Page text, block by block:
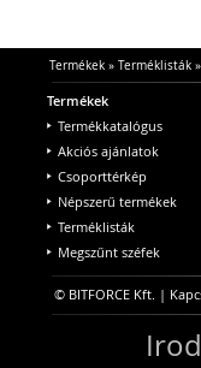
Termékek» Terméklisták»
Termékek
Termékkatalógus
Akciós ajánlatok
Csoporttérkép
Népszerű termékek
Terméklisták
Megszűnt széfek
© BITFORCE Kft. |